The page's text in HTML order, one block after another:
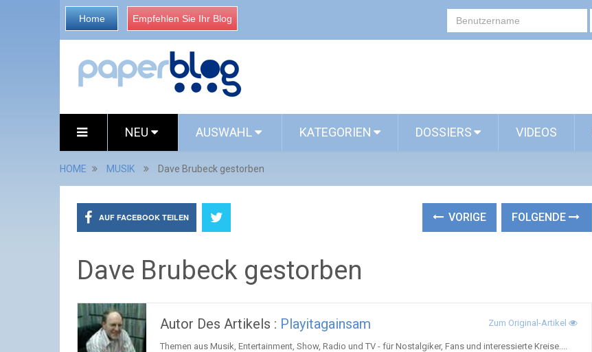
Home Empfehlen Sie Ihr Blog
NEU AUSWAHL KATEGORIEN DOSSIERS VIDEOS
HOME MUSIK Dave Brubeck gestorben
AUF FACEBOOK TEILEN VORIGE FOLGENDE
Dave Brubeck gestorben
Autor Des Artikels : Playitagainsam Zum Original-Artikel
Themen aus Musik, Entertainment, Show, Radio und TV - für Nostalgiker, Fans und interessierte Kreise....